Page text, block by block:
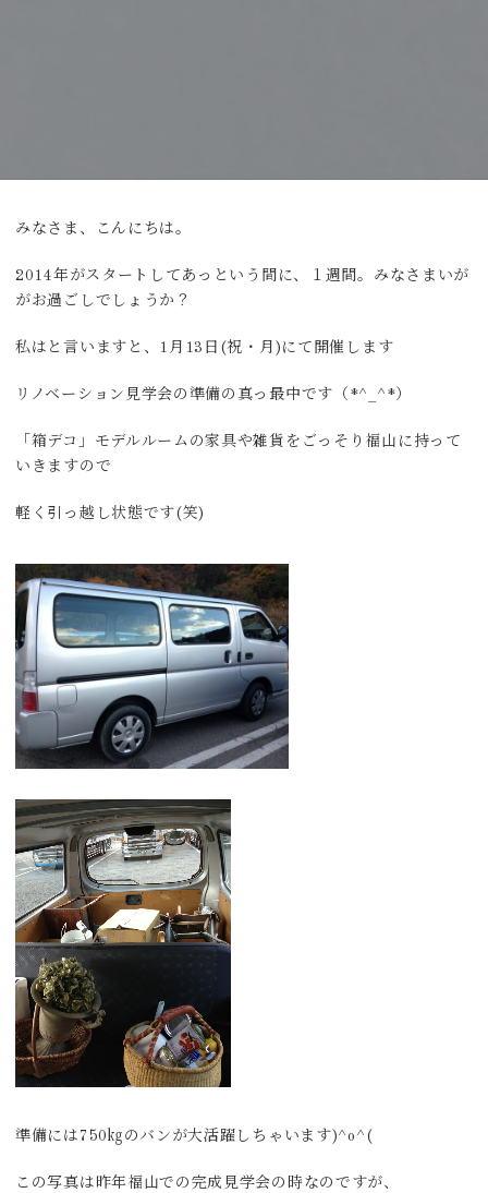
みなさま、こんにちは。
2014年がスタートしてあっという間に、１週間。みなさまいが
がお過ごしでしょうか？
私はと言いますと、1月13日(祝・月)にて開催します
リノベーション見学会の準備の真っ最中です（*^_^*）
「箱デコ」モデルルームの家具や雑貨をごっそり福山に持って
いきますので
軽く引っ越し状態です(笑)
準備には750㎏のバンが大活躍しちゃいます)^o^(
この写真は昨年福山での完成見学会の時なのですが、